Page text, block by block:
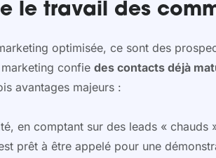
le travail des
optimisée, ce sont des
confie des contacts déjà
avantages majeurs :
en comptant sur des leads « chauds
prêt à être appelé pour une